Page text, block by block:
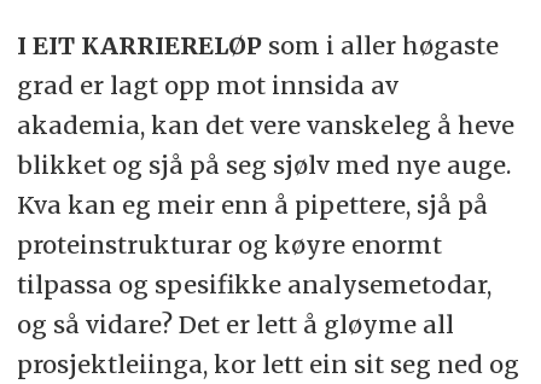
I EIT KARRIERELØPsom i aller høgaste
grad er lagt opp mot innsida av
akademia, kan det vere vanskeleg å heve
blikket og sjå på seg sjølv med nye auge.
Kva kan eg meir enn å pipettere, sjå på
proteinstrukturar og køyre enormt
tilpassa og spesifikke analysemetodar,
og så vidare? Det er lett å gløyme all
prosjektleiinga, kor lett ein sit seg ned og